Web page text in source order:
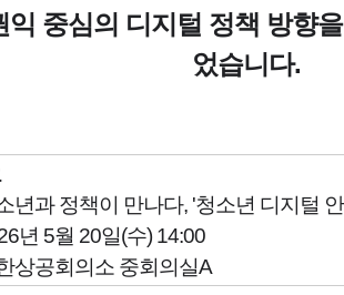
익 중심의 디지털 정책 방향
었습니다.
년과 정책이 만나다, '청소년 디지털
년 5월 20일(수) 14:00
상공회의소 중회의실A